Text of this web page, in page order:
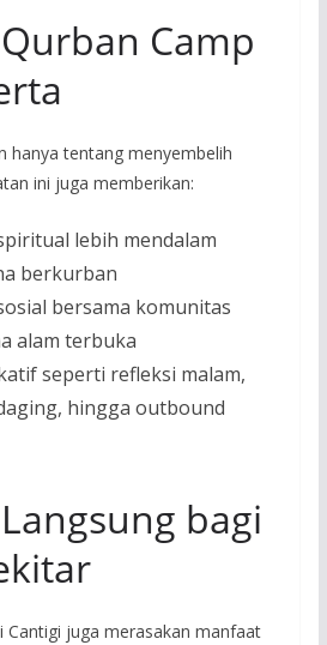
Camp
hanya tentang menyembelih
ini juga memberikan:
lebih mendalam
berkurban
bersama komunitas
alam terbuka
seperti refleksi malam,
hingga outbound
bagi
Cantigi juga merasakan manfaat